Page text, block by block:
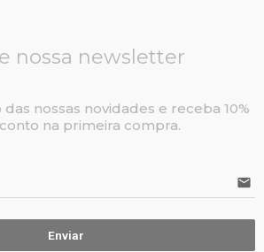
nossa newsletter
nossas novidades e receba 10%
na primeira compra.
email
Enviar